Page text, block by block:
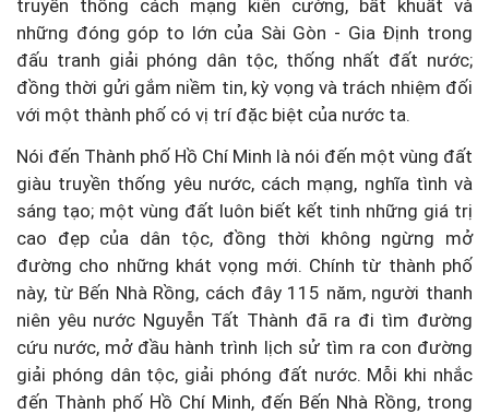
truyền thống cách mạng kiên cường, bất khuất và
những đóng góp to lớn của Sài Gòn - Gia Định trong
đấu tranh giải phóng dân tộc, thống nhất đất nước;
đồng thời gửi gắm niềm tin, kỳ vọng và trách nhiệm đối
với một thành phố có vị trí đặc biệt của nước ta.
Nói đến Thành phố Hồ Chí Minh là nói đến một vùng đất
giàu truyền thống yêu nước, cách mạng, nghĩa tình và
sáng tạo; một vùng đất luôn biết kết tinh những giá trị
cao đẹp của dân tộc, đồng thời không ngừng mở
đường cho những khát vọng mới. Chính từ thành phố
này, từ Bến Nhà Rồng, cách đây 115 năm, người thanh
niên yêu nước Nguyễn Tất Thành đã ra đi tìm đường
cứu nước, mở đầu hành trình lịch sử tìm ra con đường
giải phóng dân tộc, giải phóng đất nước. Mỗi khi nhắc
đến Thành phố Hồ Chí Minh, đến Bến Nhà Rồng, trong